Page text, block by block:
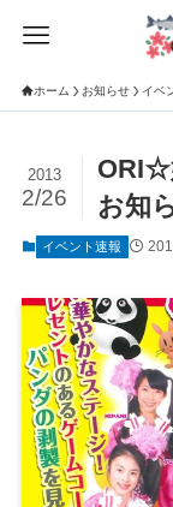
ホーム お知らせ イベ
ORI☆
お知
2013
2/26
イベント速報